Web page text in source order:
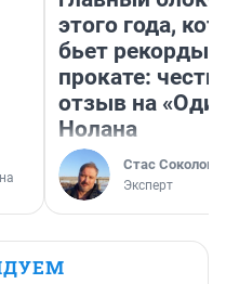
этого года,
бьет рекорды в
прокате:
отзыв на
Нолана
Стас Соколов
Эксперт